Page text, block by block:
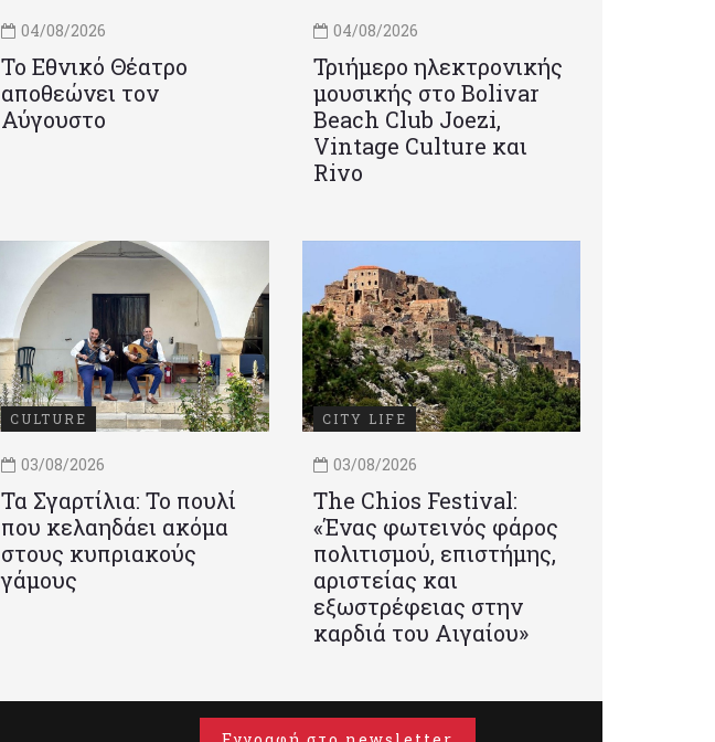
04/08/2026
Το Εθνικό Θέατρο
αποθεώνει τον
Αύγουστο
04/08/2026
Τριήμερο ηλεκτρονικής
μουσικής στο Bolivar
Beach Club Joezi,
Vintage Culture και
Rivo
CULTURE
03/08/2026
Τα Σγαρτίλια: Το πουλί
που κελαηδάει ακόμα
στους κυπριακούς
γάμους
CITY LIFE
03/08/2026
Τhe Chios Festival:
«Ένας φωτεινός φάρος
πολιτισμού, επιστήμης,
αριστείας και
εξωστρέφειας στην
καρδιά του Αιγαίου»